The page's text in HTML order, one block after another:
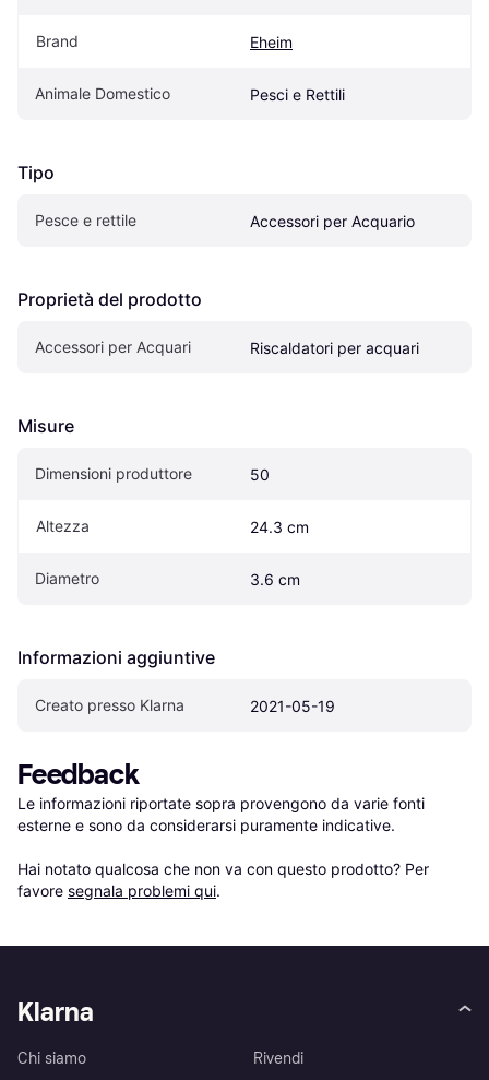
Brand Eheim
Animale Domestico Pesci e Rettili
Tipo
Pesce e rettile Accessori per Acquario
Proprietà del prodotto
Accessori per Acquari Riscaldatori per acquari
Misure
Dimensioni produttore 50
Altezza 24.3 cm
Diametro 3.6 cm
Informazioni aggiuntive
Creato presso Klarna 2021-05-19
Feedback
Le informazioni riportate sopra provengono da varie fonti
esterne e sono da considerarsi puramente indicative.
Hai notato qualcosa che non va con questo prodotto? Per
favore segnala problemi qui.
Klarna
Chi siamo
Rivendi